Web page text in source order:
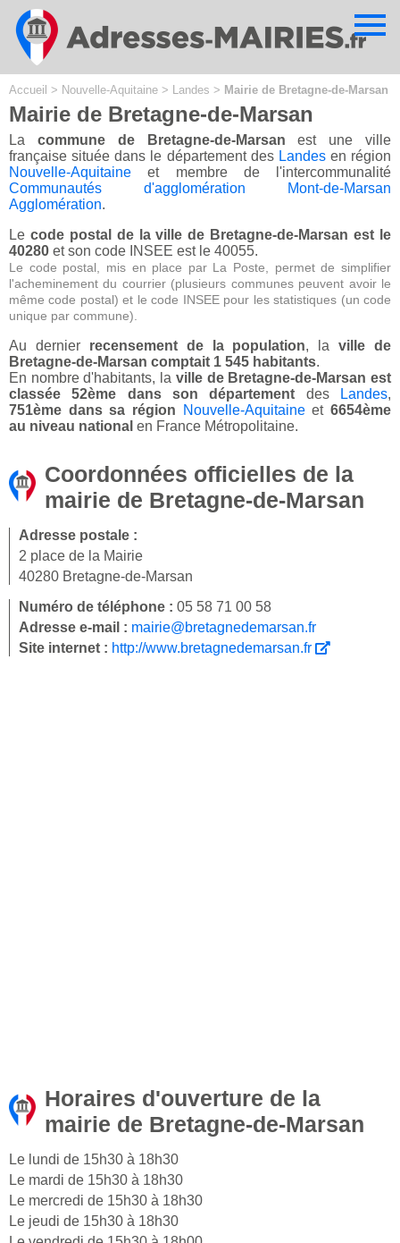
Accueil > Nouvelle-Aquitaine > Landes > Mairie de Bretagne-de-Marsan
Mairie de Bretagne-de-Marsan
La commune de Bretagne-de-Marsan est une ville
française située dans le département des Landesen région
Nouvelle-Aquitaine et membre de l'intercommunalité
Communautés d'agglomération Mont-de-Marsan
Agglomération.
Le code postal de la ville de Bretagne-de-Marsan est le
40280 et son code INSEE est le 40055.
Le code postal, mis en place par La Poste, permet de simplifier
l'acheminement du courrier (plusieurs communes peuvent avoir le
même code postal) et le code INSEE pour les statistiques (un code
unique par commune).
Au dernier recensement de la population, laville de
Bretagne-de-Marsan comptait 1 545 habitants.
En nombre d'habitants, la ville de Bretagne-de-Marsan est
classée 52ème dans son département des Landes,
751ème dans sa région
Nouvelle-Aquitaineet6654ème
au niveau national en France Métropolitaine.
Coordonnées officielles de la
mairie de Bretagne-de-Marsan
Adresse postale :
2 place de la Mairie
40280 Bretagne-de-Marsan
Numéro de téléphone : 05 58 71 00 58
Adresse e-mail : mairie@bretagnedemarsan.fr
Site internet : http://www.bretagnedemarsan.fr
Horaires d'ouverture de la
mairie de Bretagne-de-Marsan
Le lundi de 15h30 à 18h30
Le mardi de 15h30 à 18h30
Le mercredi de 15h30 à 18h30
Le jeudi de 15h30 à 18h30
Cookies management panel